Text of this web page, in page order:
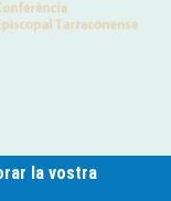
la vostra